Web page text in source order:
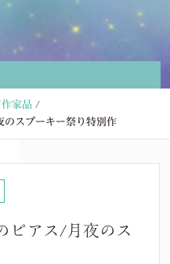
家品 /
スプーキー祭り特別作
ピアス/月夜のス